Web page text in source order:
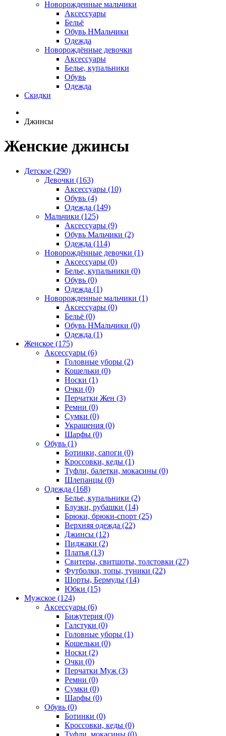
Новорожденные мальчики
Аксессуары
Бельё
Обувь НМальчики
Одежда
Новорождённые девочки
Аксессуары
Белье, купальники
Обувь
Одежда
Скидки
Джинсы
Женские джинсы
Детское (290)
Девочки (163)
Аксессуары (10)
Обувь (4)
Одежда (149)
Мальчики (125)
Аксессуары (9)
Обувь Мальчики (2)
Одежда (114)
Новорождённые девочки (1)
Аксессуары (0)
Белье, купальники (0)
Обувь (0)
Одежда (1)
Новорожденные мальчики (1)
Аксессуары (0)
Бельё (0)
Обувь НМальчики (0)
Одежда (1)
Женское (175)
Аксессуары (6)
Головные уборы (2)
Кошельки (0)
Носки (1)
Очки (0)
Перчатки Жен (3)
Ремни (0)
Сумки (0)
Украшения (0)
Шарфы (0)
Обувь (1)
Ботинки, сапоги (0)
Кроссовки, кеды (1)
Туфли, балетки, мокасины (0)
Шлепанцы (0)
Одежда (168)
Белье, купальники (2)
Блузки, рубашки (14)
Брюки, брюки-спорт (25)
Верхняя одежда (22)
Джинсы (12)
Пиджаки (2)
Платья (13)
Свитеры, свитшоты, толстовки (27)
Футболки, топы, туники (22)
Шорты, Бермуды (14)
Юбки (15)
Мужское (124)
Аксессуары (6)
Бижутерия (0)
Галстуки (0)
Головные уборы (1)
Кошельки (0)
Носки (2)
Очки (0)
Перчатки Муж (3)
Ремни (0)
Сумки (0)
Шарфы (0)
Обувь (0)
Ботинки (0)
Кроссовки, кеды (0)
Туфли, мокасины (0)